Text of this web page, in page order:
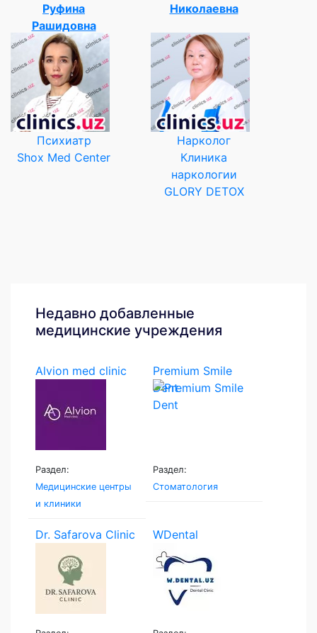
Руфина
Рашидовна
Психиатр
Shox Med Center
Николаевна
Нарколог
Клиника
наркологии
GLORY DETOX
Недавно добавленные
медицинские учреждения
Alvion med clinic
Раздел:
Медицинские центры
и клиники
Premium Smile
Dent
Раздел:
Стоматология
Dr. Safarova Clinic WDental